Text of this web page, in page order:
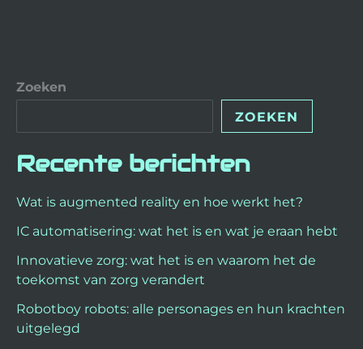
Zoeken
ZOEKEN
Recente berichten
Wat is augmented reality en hoe werkt het?
IC automatisering: wat het is en wat je eraan hebt
Innovatieve zorg: wat het is en waarom het de
toekomst van zorg verandert
Robotboy robots: alle personages en hun krachten
uitgelegd